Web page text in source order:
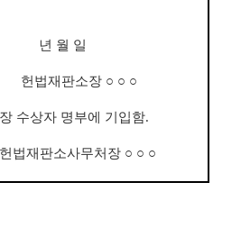
년 월 일
헌법재판소장 ○ ○ ○
수상자 명부에 기입함.
헌법재판소사무처장 ○ ○ ○